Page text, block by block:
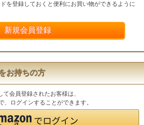
を登録しておくと便利にお買い物ができるように
お持ちの方
会員登録されたお客様は、
、ログインすることができます。